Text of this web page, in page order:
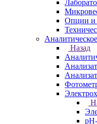
Опции и
Назад